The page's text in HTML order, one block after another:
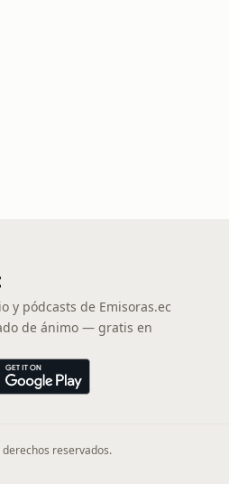
y pódcasts de Emisoras.ec
de ánimo — gratis en
reservados.